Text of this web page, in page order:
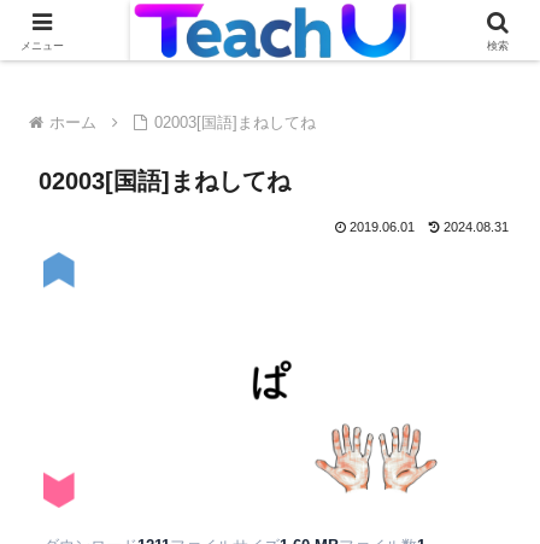
Teach Uの活用事例を絶賛募集中です！詳しくはこちらから
ホーム 02003[国語]まねしてね
02003[国語]まねしてね
2019.06.01 2024.08.31
メニュー 検索